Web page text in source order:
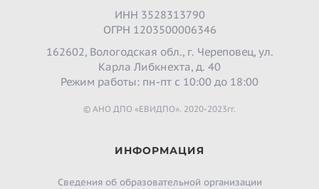
ИНН 3528313790
ОГРН 1203500006346
162602, Вологодская обл., г. Череповец, ул.
Карла Либкнехта, д. 40
Режим работы: пн-пт с 10:00 до 18:00
© АНО ДПО «ЕВИДПО». 2020-2023гг.
ИНФОРМАЦИЯ
Сведения об образовательной организации